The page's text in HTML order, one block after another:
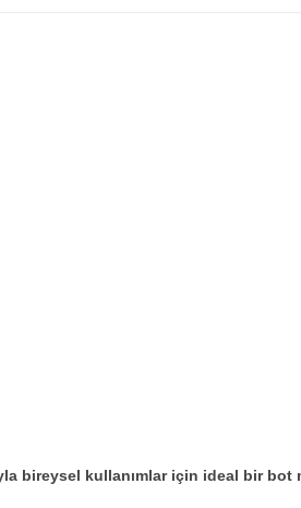
bireysel kullanımlar için ideal bir